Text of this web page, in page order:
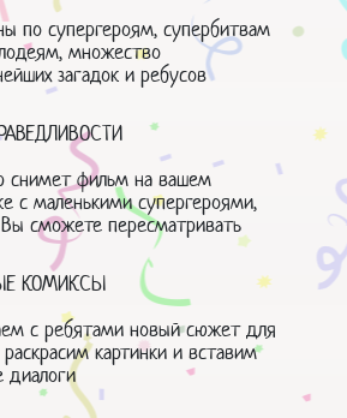
по супергероям, супербитвам
множество
загадок и ребусов
снимет фильм на вашем
с маленькими супергероями,
сможете пересматривать
КОМИКСЫ
с ребятами новый сюжет для
картинки и вставим